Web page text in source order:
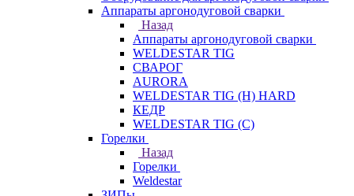
Аппараты аргонодуговой сварки
Назад
Аппараты аргонодуговой сварки
WELDESTAR TIG
СВАРОГ
AURORA
WELDESTAR TIG (H) HARD
КЕДР
WELDESTAR TIG (С)
Горелки
Назад
Горелки
Weldestar